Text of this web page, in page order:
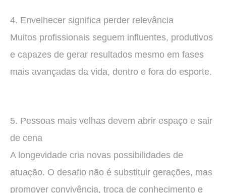
4. Envelhecer significa perder relevância
Muitos profissionais seguem influentes, produtivos
e capazes de gerar resultados mesmo em fases
mais avançadas da vida, dentro e fora do esporte.
5. Pessoas mais velhas devem abrir espaço e sair
de cena
A longevidade cria novas possibilidades de
atuação. O desafio não é substituir gerações, mas
promover convivência, troca de conhecimento e